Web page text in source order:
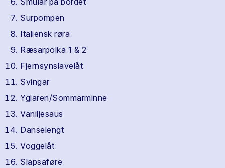
Surpompen
Italiensk røra
Ræsarpolka 1 & 2
Fjernsynslavelåt
Svingar
Yglaren/Sommarminne
Vaniljesaus
Danselengt
Voggelåt
Slapsaføre